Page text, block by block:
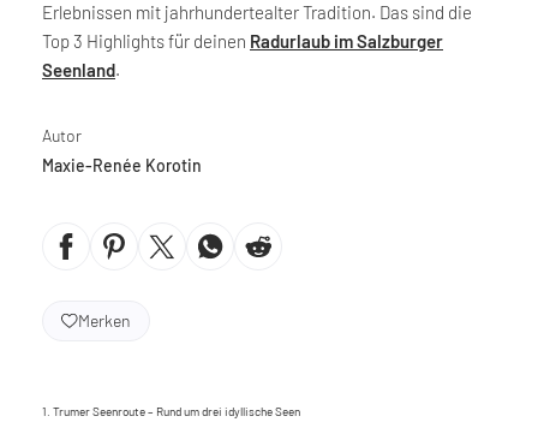
Erlebnissen mit jahrhundertealter Tradition. Das sind die
Top 3 Highlights für deinen Radurlaub im Salzburger
Seenland.
Autor
Maxie-Renée Korotin
Merken
1. Trumer Seenroute – Rund um drei idyllische Seen